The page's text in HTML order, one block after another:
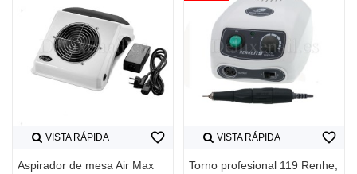
VISTA RÁPIDA
Aspirador de mesa Air Max
favorite_border VISTA RÁPIDA
Torno profesional 119 Renhe,
favorite_border